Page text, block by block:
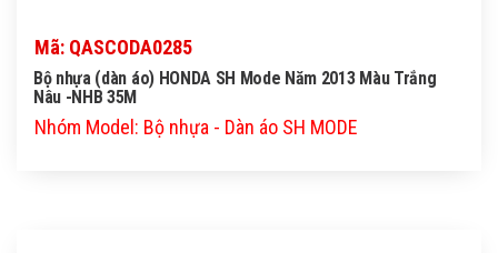
Mã: QASCODA0285
Bộ nhựa (dàn áo) HONDA SH Mode Năm 2013 Màu Trắng
Nâu -NHB 35M
Nhóm Model: Bộ nhựa - Dàn áo SH MODE